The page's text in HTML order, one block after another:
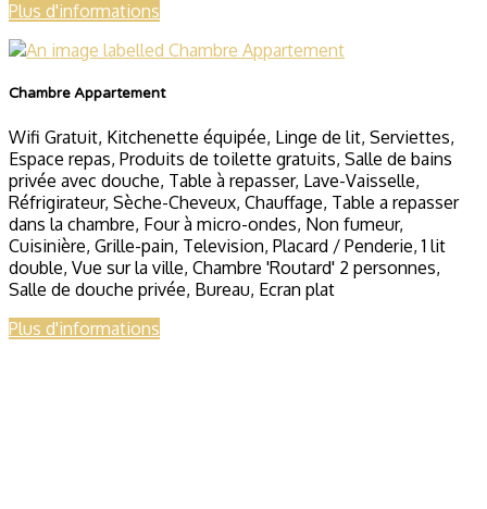
Plus d'informations
Chambre Appartement
Wifi Gratuit, Kitchenette équipée, Linge de lit, Serviettes,
Espace repas, Produits de toilette gratuits, Salle de bains
privée avec douche, Table à repasser, Lave-Vaisselle,
Réfrigirateur, Sèche-Cheveux, Chauffage, Table a repasser
dans la chambre, Four à micro-ondes, Non fumeur,
Cuisinière, Grille-pain, Television, Placard / Penderie,1 lit
double, Vue sur la ville, Chambre 'Routard' 2 personnes,
Salle de douche privée, Bureau, Ecran plat
Plus d'informations